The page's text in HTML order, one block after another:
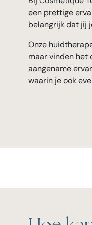
een prettige
belangrijk dat jij
Onze
maar vinden het
aangename
waarin je ook